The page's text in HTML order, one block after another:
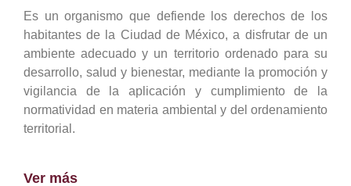
Es un organismo que defiende los derechos de los
habitantes de la Ciudad de México, a disfrutar de un
ambiente adecuado y un territorio ordenado para su
desarrollo, salud y bienestar, mediante la promoción y
vigilancia de la aplicación y cumplimiento de la
normatividad en materia ambiental y del ordenamiento
territorial.
Ver más